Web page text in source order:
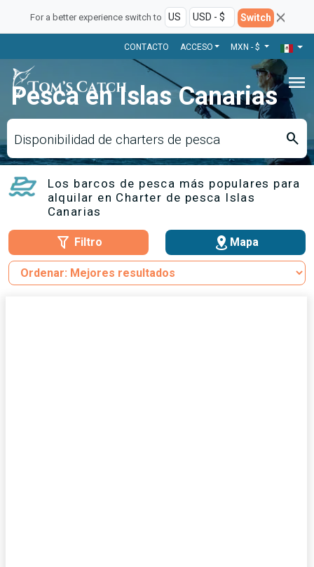
For a better experience switch to Switch
CONTACTO ACCESO MXN - $
menu
Pesca en Islas Canarias
Disponibilidad de charters de pesca search
Los barcos de pesca más populares para
alquilar en Charter de pesca Islas
Canarias
Filtro Mapa